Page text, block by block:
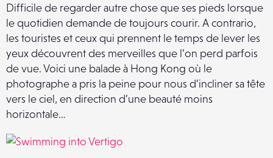
Difficile de regarder autre chose que ses pieds lorsque
le quotidien demande de toujours courir. A contrario,
les touristes et ceux qui prennent le temps de lever les
yeux découvrent des merveilles que l’on perd parfois
de vue. Voici une balade à Hong Kong où le
photographe a pris la peine pour nous d’incliner sa tête
vers le ciel, en direction d’une beauté moins
horizontale…